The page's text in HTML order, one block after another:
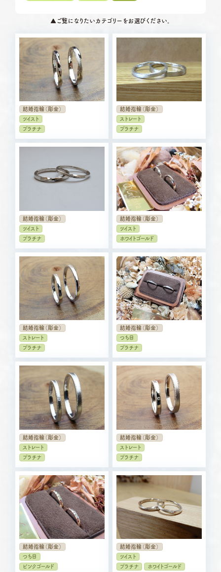
G.festaについて
デザイン事例
よくある質問
お店を探す
資料請求
▲ ご覧になりたいカテゴリーをお選びください。
結婚指輪（彫金）
ツイスト
プラチナ
結婚指輪（彫金）
ストレート
プラチナ
結婚指輪（彫金）
ツイスト
プラチナ
結婚指輪（彫金）
ツイスト
ホワイトゴールド
結婚指輪（彫金）
ストレート
プラチナ
結婚指輪（彫金）
つち目
プラチナ
結婚指輪（彫金）
ストレート
プラチナ
結婚指輪（彫金）
ストレート
プラチナ
結婚指輪（彫金）
つち目
ピンクゴールド
結婚指輪（彫金）
ツイスト
プラチナ
ホワイトゴールド
三重店
営業時間 10:00〜18:30
定休日
火曜日・水曜日
※祝日の場合は営業
浜松店 TEL.053-455-2177
10:00〜18:30
火曜日・水曜日
※祝日の場合は営業